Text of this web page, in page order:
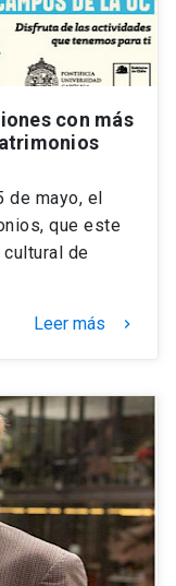
con más
de mayo, el
que este
de
Leer más keyboard_arrow_right